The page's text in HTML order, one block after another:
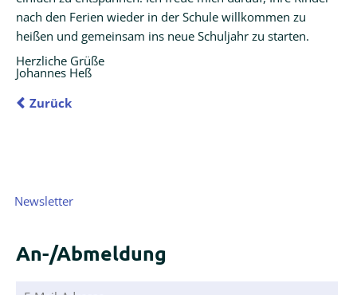
nach den Ferien wieder in der Schule willkommen zu
heißen und gemeinsam ins neue Schuljahr zu starten.
Herzliche Grüße
Johannes Heß
Zurück
Navigation
Newsletter
An-/Abmeldung
E-